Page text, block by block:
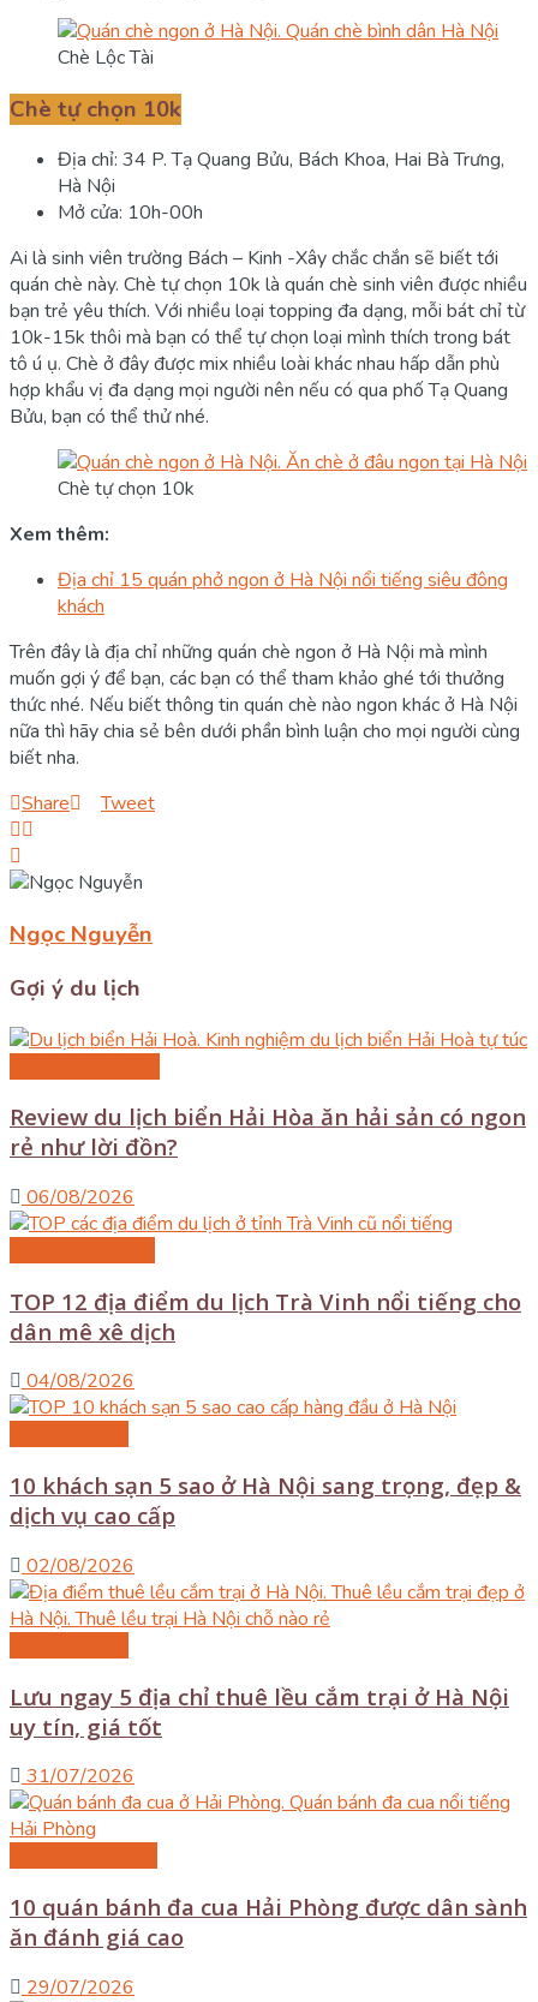
Chè Lộc Tài
Chè tự chọn 10k
Địa chỉ: 34 P. Tạ Quang Bửu, Bách Khoa, Hai Bà Trưng,
Hà Nội
Mở cửa: 10h-00h
Ai là sinh viên trường Bách – Kinh -Xây chắc chắn sẽ biết tới
quán chè này. Chè tự chọn 10k là quán chè sinh viên được nhiều
bạn trẻ yêu thích. Với nhiều loại topping đa dạng, mỗi bát chỉ từ
10k-15k thôi mà bạn có thể tự chọn loại mình thích trong bát
tô ú ụ. Chè ở đây được mix nhiều loài khác nhau hấp dẫn phù
hợp khẩu vị đa dạng mọi người nên nếu có qua phố Tạ Quang
Bửu, bạn có thể thử nhé.
Chè tự chọn 10k
Xem thêm:
Địa chỉ 15 quán phở ngon ở Hà Nội nổi tiếng siêu đông
khách
Trên đây là địa chỉ những quán chè ngon ở Hà Nội mà mình
muốn gợi ý để bạn, các bạn có thể tham khảo ghé tới thưởng
thức nhé. Nếu biết thông tin quán chè nào ngon khác ở Hà Nội
nữa thì hãy chia sẻ bên dưới phần bình luận cho mọi người cùng
biết nha.
Share
Tweet
Ngọc Nguyễn
Gợi ý du lịch
Review du lịch biển Hải Hòa ăn hải sản có ngon
rẻ như lời đồn?
06/08/2026
TOP 12 địa điểm du lịch Trà Vinh nổi tiếng cho
dân mê xê dịch
04/08/2026
10 khách sạn 5 sao ở Hà Nội sang trọng, đẹp &
dịch vụ cao cấp
02/08/2026
Lưu ngay 5 địa chỉ thuê lều cắm trại ở Hà Nội
uy tín, giá tốt
31/07/2026
10 quán bánh đa cua Hải Phòng được dân sành
ăn đánh giá cao
29/07/2026